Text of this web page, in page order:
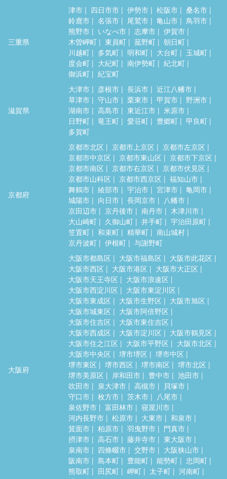
三重県
津市 四日市市 伊勢市 松阪市
桑名市
鈴鹿市
名張市 尾鷲市 亀山市
鳥羽市
熊野市
いなべ市 志摩市
伊賀市
木曽岬町
東員町 菰野町
朝日町
川越町
多気町 明和町 大台町
玉城町
度会町
大紀町 南伊勢町
紀北町
御浜町
紀宝町
滋賀県
大津市 彦根市 長浜市
近江八幡市
草津市
守山市 栗東市 甲賀市
野洲市
湖南市
高島市 東近江市
米原市
日野町
竜王町 愛荘町 豊郷町
甲良町
多賀町
京都府
京都市北区 京都市上京区
京都市左京区
京都市中京区
京都市東山区
京都市下京区
京都市南区
京都市右京区
京都市伏見区
京都市山科区
京都市西京区
福知山市
舞鶴市
綾部市 宇治市 宮津市
亀岡市
城陽市
向日市 長岡京市
八幡市
京田辺市
京丹後市 南丹市
木津川市
大山崎町
久御山町 井手町
宇治田原町
笠置町
和束町 精華町
南山城村
京丹波町
伊根町 与謝野町
大阪府
大阪市都島区 大阪市福島区
大阪市此花区
大阪市西区
大阪市港区
大阪市大正区
大阪市天王寺区
大阪市浪速区
大阪市西淀川区
大阪市東淀川区
大阪市東成区
大阪市生野区
大阪市旭区
大阪市城東区
大阪市阿倍野区
大阪市住吉区
大阪市東住吉区
大阪市西成区
大阪市淀川区
大阪市鶴見区
大阪市住之江区
大阪市平野区
大阪市北区
大阪市中央区
堺市堺区
堺市中区
堺市東区
堺市西区 堺市南区
堺市北区
堺市美原区
岸和田市 豊中市
池田市
吹田市
泉大津市 高槻市
貝塚市
守口市
枚方市 茨木市
八尾市
泉佐野市
富田林市
寝屋川市
河内長野市
松原市 大東市
和泉市
箕面市
柏原市 羽曳野市
門真市
摂津市
高石市 藤井寺市
東大阪市
泉南市
四條畷市 交野市
大阪狭山市
阪南市
島本町 豊能町 能勢町
忠岡町
熊取町
田尻町 岬町 太子町
河南町